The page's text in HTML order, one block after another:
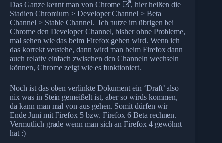
Das Ganze kennt man von Chrome
, hier heißen die
Stadien Chromium > Developer Channel > Beta
Channel > Stable Channel. Ich nutze im übrigen bei
Chrome den Developer Channel, bisher ohne Probleme,
mal sehen wie das beim Firefox gehen wird. Wenn ich
das korrekt verstehe, dann wird man beim Firefox dann
auch relativ einfach zwischen den Channeln wechseln
können, Chrome zeigt wie es funktioniert.
Noch ist das oben verlinkte Dokument ein ‘Draft’ also
nix was in Stein gemeißelt ist, aber so wirds kommen,
da kann man mal von aus gehen. Somit dürfen wir
Ende Juni mit Firefox 5 bzw. Firefox 6 Beta rechnen.
Vermutlich grade wenn man sich an Firefox 4 gewöhnt
hat :)